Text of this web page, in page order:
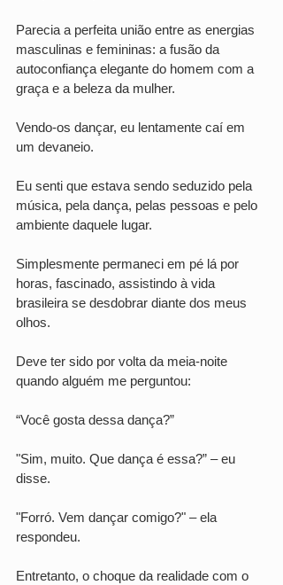
Parecia a perfeita união entre as energias
masculinas e femininas: a fusão da
autoconfiança elegante do homem com a
graça e a beleza da mulher.
Vendo-os dançar, eu lentamente caí em
um devaneio.
Eu senti que estava sendo seduzido pela
música, pela dança, pelas pessoas e pelo
ambiente daquele lugar.
Simplesmente permaneci em pé lá por
horas, fascinado, assistindo à vida
brasileira se desdobrar diante dos meus
olhos.
Deve ter sido por volta da meia-noite
quando alguém me perguntou:
“Você gosta dessa dança?”
"Sim, muito. Que dança é essa?” – eu
disse.
"Forró. Vem dançar comigo?" – ela
respondeu.
Entretanto, o choque da realidade com o